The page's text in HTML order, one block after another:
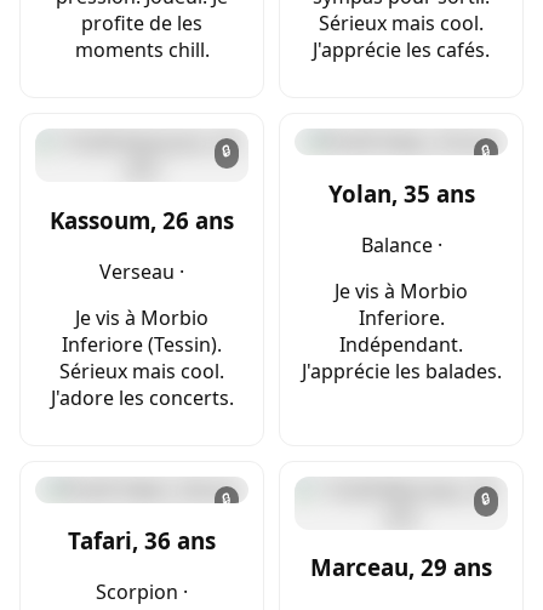
profite de les
moments chill.
Sérieux mais cool.
J'apprécie les cafés.
🔒
Kassoum, 26 ans
Verseau ·
Je vis à Morbio
Inferiore (Tessin).
Sérieux mais cool.
J'adore les concerts.
🔒
Yolan, 35 ans
Balance ·
Je vis à Morbio
Inferiore.
Indépendant.
J'apprécie les balades.
🔒
Tafari, 36 ans
Scorpion ·
🔒
Marceau, 29 ans